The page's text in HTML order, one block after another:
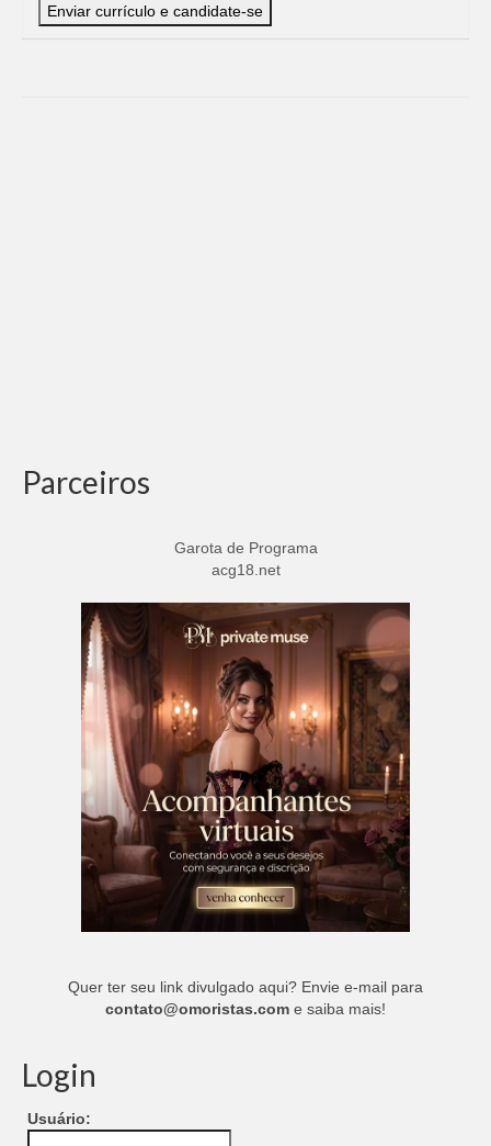
Parceiros
Garota de Programa
acg18.net
Quer ter seu link divulgado aqui? Envie e-mail para
contato@omoristas.com e saiba mais!
Login
Usuário: